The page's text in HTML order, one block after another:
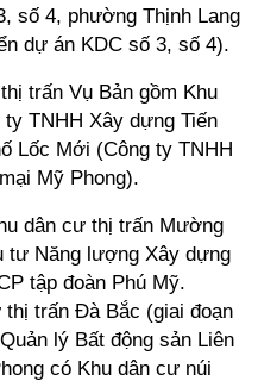
số 4, phường Thịnh Lang
dự án KDC số 3, số 4).
trấn Vụ Bản gồm Khu
TNHH Xây dựng Tiến
Lốc Mới (Công ty TNHH
Mỹ Phong).
dân cư thị trấn Mường
tư Năng lượng Xây dựng
tập đoàn Phú Mỹ.
thị trấn Đà Bắc (giai đoạn
lý Bất động sản Liên
có Khu dân cư núi